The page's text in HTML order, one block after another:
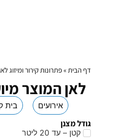
דף הבית»פתרונות קירור ומיזוג
לאן המוצר
אירועים בית
גודל מצנן
קטן – עד 20 ליטר